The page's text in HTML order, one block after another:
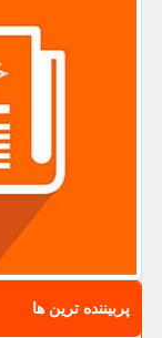
پربیننده ترین ها